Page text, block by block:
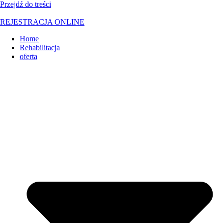
Przejdź do treści
REJESTRACJA ONLINE
Home
Rehabilitacja
oferta